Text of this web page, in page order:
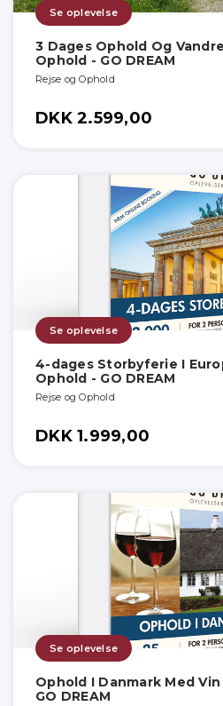
Se oplevelse
3 Dages Ophold Og
Ophold - GO DREAM
Rejse og Ophold
DKK 2.599,00
Se oplevelse
4-dages Storbyferie I
Ophold - GO DREAM
Rejse og Ophold
DKK 1.999,00
Se oplevelse
Ophold I Danmark Med
GO DREAM